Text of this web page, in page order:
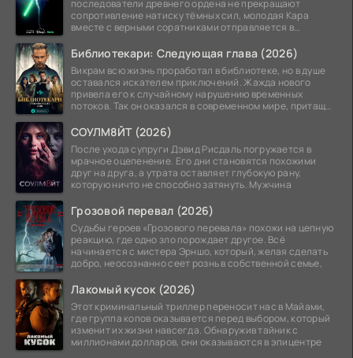
последователи древнего ордена не прекращают
сопротивление натиску тёмных сил, молодая Кара
вместе с верными соратниками отправляется в
Библиотекари: Следующая глава (2026)
Викрам всю жизнь проработал в библиотеке, но в душе
оставался искателем приключений. Жажда нового
привела его к случайному нарушению временных
потоков. Так он оказался в современном мире, притащив
СОУЛМ8ЙТ (2026)
После ухода супруги Дэвид Рисдаль погружается в
мрачное оцепенение. Его дни становятся похожими
друг на друга, а утрата оставляет глубокую рану,
которую ничто не способно затянуть. Мужчина
Грозовой перевал (2026)
Судьбы героев «Грозового перевала» похожи на цепную
реакцию, где одно зло порождает другое. Всё
начинается с мистера Эрншо, который, желая сделать
добро, неосознанно сеет рознь в собственной семье,
Лакомый кусок (2026)
Этот криминальный триллер переносит нас в Майами,
где группа копов оказывается перед выбором, который
изменит их жизни навсегда. Обнаружив тайник с
миллионами долларов, они оказываются в эпицентре